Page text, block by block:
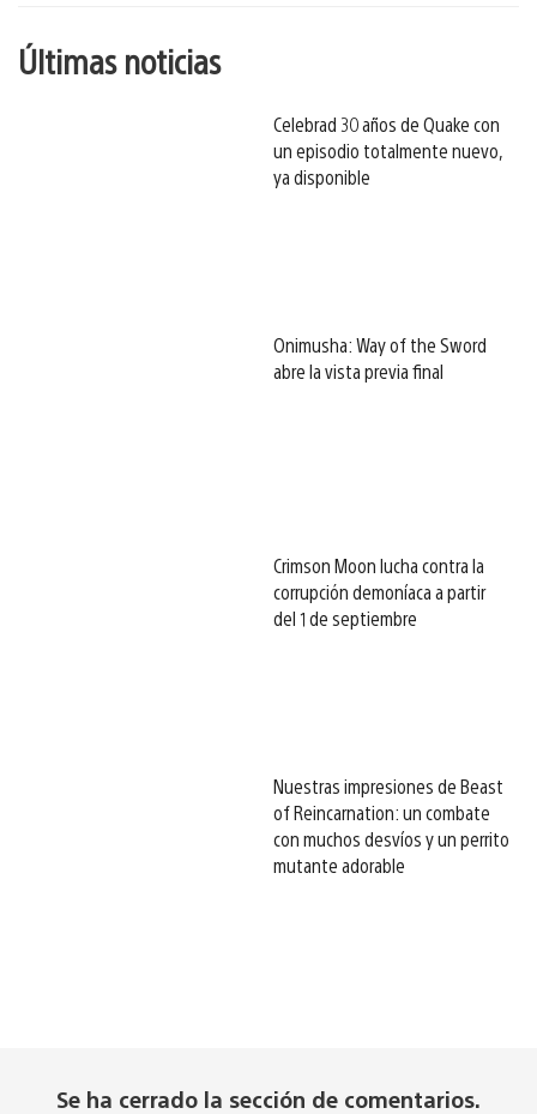
Últimas noticias
Celebrad 30 años de Quake con
un episodio totalmente nuevo,
ya disponible
Onimusha: Way of the Sword
abre la vista previa final
Crimson Moon lucha contra la
corrupción demoníaca a partir
del 1 de septiembre
Nuestras impresiones de Beast
of Reincarnation: un combate
con muchos desvíos y un perrito
mutante adorable
Se ha cerrado la sección de comentarios.